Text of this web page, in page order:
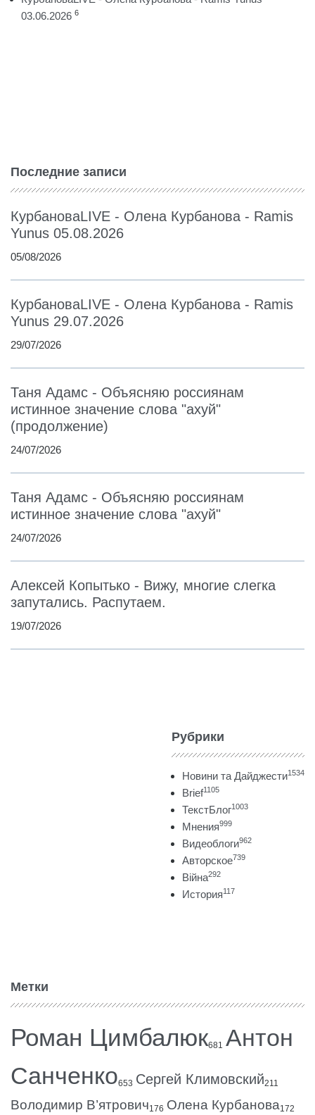
03.06.2026 6
Последние записи
КурбановаLIVE - Олена Курбанова - Ramis
Yunus 05.08.2026
05/08/2026
КурбановаLIVE - Олена Курбанова - Ramis
Yunus 29.07.2026
29/07/2026
Таня Адамс - Объясняю россиянам
истинное значение слова "ахуй"
(продолжение)
24/07/2026
Таня Адамс - Объясняю россиянам
истинное значение слова "ахуй"
24/07/2026
Алексей Копытько - Вижу, многие слегка
запутались. Распутаем.
19/07/2026
Рубрики
Новини та Дайджести1534
Brief1105
ТекстБлог1003
Мнения999
Видеоблоги962
Авторское739
Війна292
История117
Метки
Роман Цимбалюк681 Антон
Санченко653 Сергей Климовский211
Володимир В’ятрович176 Олена Курбанова172